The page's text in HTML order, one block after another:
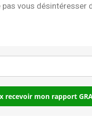
vous désintéresser
recevoir mon rapport